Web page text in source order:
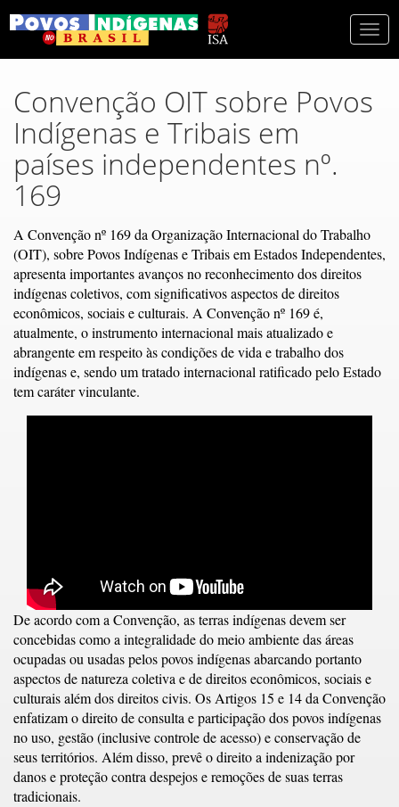
Convenção OIT sobre Povos
Indígenas e Tribais em
países independentes nº.
169
A Convenção nº 169 da Organização Internacional do Trabalho
(OIT), sobre Povos Indígenas e Tribais em Estados Independentes,
apresenta importantes avanços no reconhecimento dos direitos
indígenas coletivos, com significativos aspectos de direitos
econômicos, sociais e culturais. A Convenção nº 169 é,
atualmente, o instrumento internacional mais atualizado e
abrangente em respeito às condições de vida e trabalho dos
indígenas e, sendo um tratado internacional ratificado pelo Estado
tem caráter vinculante.
De acordo com a Convenção, as terras indígenas devem ser
concebidas como a integralidade do meio ambiente das áreas
ocupadas ou usadas pelos povos indígenas abarcando portanto
aspectos de natureza coletiva e de direitos econômicos, sociais e
culturais além dos direitos civis. Os Artigos 15 e 14 da Convenção
enfatizam o direito de consulta e participação dos povos indígenas
no uso, gestão (inclusive controle de acesso) e conservação de
seus territórios. Além disso, prevê o direito a indenização por
danos e proteção contra despejos e remoções de suas terras
tradicionais.